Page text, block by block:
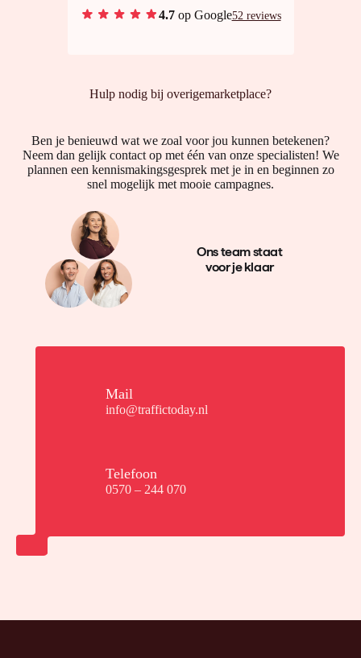
4.7op Google52 reviews
Hulp nodig bij overigemarketplace?
Ben je benieuwd wat we zoal voor jou kunnen betekenen?
Neem dan gelijk contact op met één van onze specialisten! We
plannen een kennismakingsgesprek met je in en beginnen zo
snel mogelijk met mooie campagnes.
Ons team staat
voor je klaar
Mail
info@traffictoday.nl
Telefoon
0570 – 244 070